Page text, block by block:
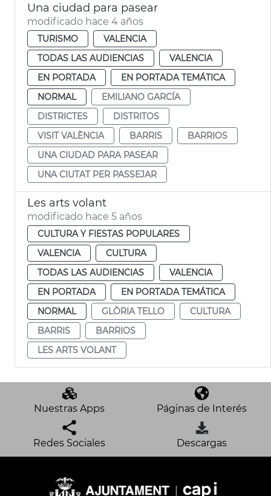
Una ciudad para pasear
modificado hace 4 años
TURISMO
VALENCIA
TODAS LAS AUDIENCIAS
VALENCIA
EN PORTADA
EN PORTADA TEMÁTICA
NORMAL
EMILIANO GARCÍA
DISTRICTES
DISTRITOS
VISIT VALÈNCIA
BARRIS
BARRIOS
UNA CIUDAD PARA PASEAR
UNA CIUTAT PER PASSEJAR
Les arts volant
modificado hace 5 años
CULTURA Y FIESTAS POPULARES
VALENCIA
CULTURA
TODAS LAS AUDIENCIAS
VALENCIA
EN PORTADA
EN PORTADA TEMÁTICA
NORMAL
GLÒRIA TELLO
CULTURA
BARRIS
BARRIOS
LES ARTS VOLANT
Nuestras Apps Páginas de Interés
Redes Sociales Descargas